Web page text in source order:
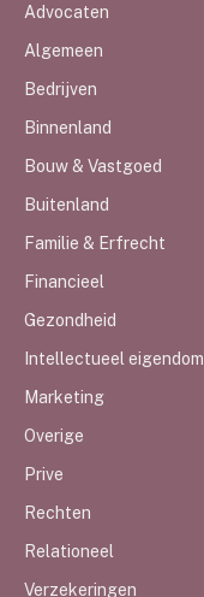
Advocaten
Algemeen
Bedrijven
Binnenland
Bouw & Vastgoed
Buitenland
Familie & Erfrecht
Financieel
Gezondheid
Intellectueel eigendom
Marketing
Overige
Prive
Rechten
Relationeel
Verzekeringen